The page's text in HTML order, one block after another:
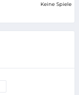
Keine Spiele